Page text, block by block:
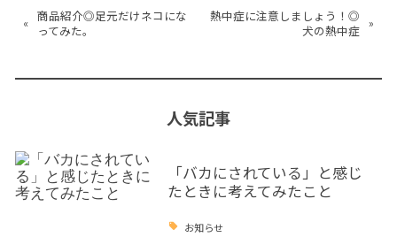
« 商品紹介◎足元だけネコにな
ってみた。
熱中症に注意しましょう！◎
犬の熱中症 »
人気記事
「バカにされている」と感じ
たときに考えてみたこと
お知らせ